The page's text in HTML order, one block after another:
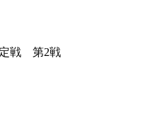
戦 第2戦